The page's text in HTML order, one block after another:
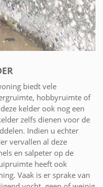
biedt vele
hobbyruimte of
kelder ook nog een
zelfs dienen voor de
Indien u echter
vervallen al deze
en salpeter op de
heeft ook
Vaak is er sprake van